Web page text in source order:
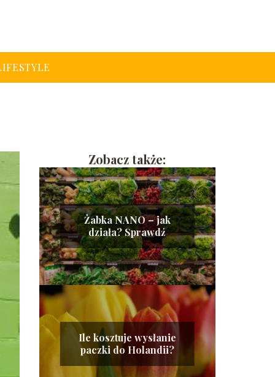
Zobacz także:
Żabka NANO – jak
działa? Sprawdź
Ile kosztuje wysłanie
paczki do Holandii?